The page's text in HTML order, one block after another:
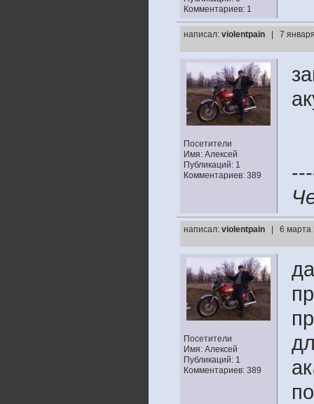
Комментариев: 1
написал: violentpain | 7
Посетители
Имя: Алексей
Публикаций: 1
Комментариев: 389
написал: violentpain | 6
Посетители
Имя: Алексей
Публикаций: 1
Комментариев: 389